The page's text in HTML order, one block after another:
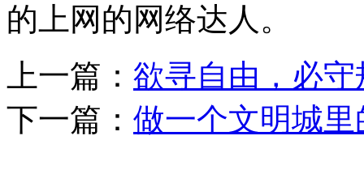
的上网的网络达人。
上一篇： 欲寻自由，必守
下一篇： 做一个文明城